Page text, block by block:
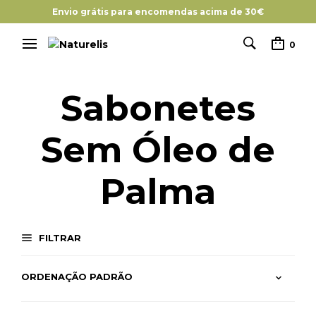
Envio grátis para encomendas acima de 30€
0
Sabonetes
Sem Óleo de
Palma
FILTRAR